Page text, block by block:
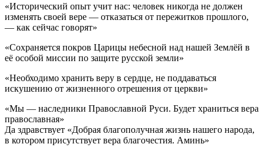
«Исторический опыт учит нас: человек никогда не должен
изменять своей вере — отказаться от пережитков прошлого,
— как сейчас говорят»
«Сохраняется покров Царицы небесной над нашей Землёй в
её особой миссии по защите русской земли»
«Необходимо хранить веру в сердце, не поддаваться
искушению от жизненного отрешения от церкви»
«Мы — наследники Православной Руси. Будет храниться вера
православная»
Да здравствует «Добрая благополучная жизнь нашего народа,
в котором присутствует вера благочестия. Аминь»